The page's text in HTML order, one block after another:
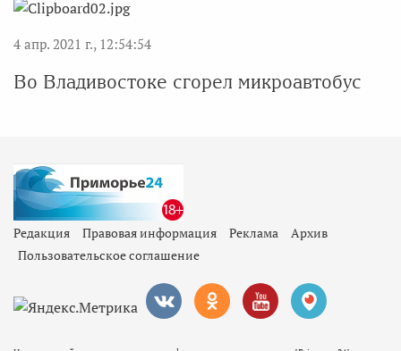
4 апр. 2021 г., 12:54:54
Во Владивостоке сгорел микроавтобус
Редакция Правовая информация Реклама
Архив
Пользовательское соглашение